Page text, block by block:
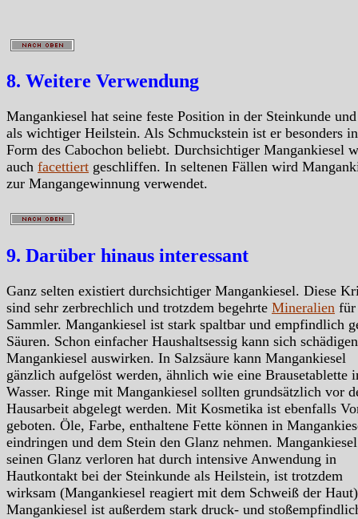
8. Weitere Verwendung
Mangankiesel hat seine feste Position in der Steinkunde
als wichtiger Heilstein. Als Schmuckstein ist er besonders
Form des Cabochon beliebt. Durchsichtiger Mangankiesel
auch facettiert geschliffen. In seltenen Fällen wird
zur Mangangewinnung verwendet.
9. Darüber hinaus interessant
Ganz selten existiert durchsichtiger Mangankiesel. Diese
sind sehr zerbrechlich und trotzdem begehrte Mineralien für
Sammler. Mangankiesel ist stark spaltbar und empfindlich
Säuren. Schon einfacher Haushaltsessig kann sich
Mangankiesel auswirken. In Salzsäure kann Mangankiesel
gänzlich aufgelöst werden, ähnlich wie eine Brausetablette
Wasser. Ringe mit Mangankiesel sollten grundsätzlich vor
Hausarbeit abgelegt werden. Mit Kosmetika ist ebenfalls
geboten. Öle, Farbe, enthaltene Fette können in
eindringen und dem Stein den Glanz nehmen.
seinen Glanz verloren hat durch intensive Anwendung in
Hautkontakt bei der Steinkunde als Heilstein, ist trotzdem
wirksam (Mangankiesel reagiert mit dem Schweiß der
Mangankiesel ist außerdem stark druck- und